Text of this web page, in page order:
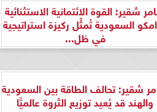
شقير: القوة الائتمانية الاستثنائية
السعودية تُمثِّل ركيزة استراتيجية
في ظل...
شقير: تحالف الطاقة بين السعودية
والهند قد يُعيد توزيع الثروة عالميًّا